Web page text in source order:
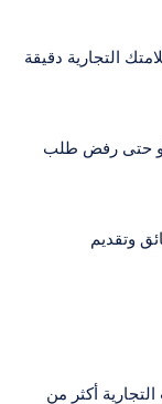
التجارية دقيقة
أو حتى رفض طلب
وتقديم
أكثر من